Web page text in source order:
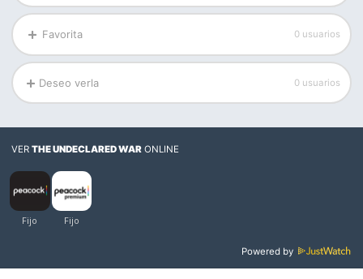
Favorita 0 usuarios
Deseo verla 0 usuarios
VERTHE UNDECLARED WAR ONLINE
Powered by